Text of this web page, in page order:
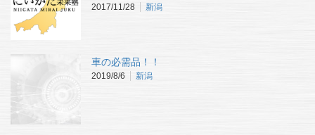
2017/11/28 新潟
車の必需品！！
2019/8/6 新潟